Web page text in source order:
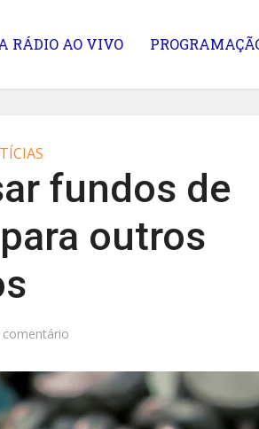
RÁDIO AO VIVO
fundos de
outros